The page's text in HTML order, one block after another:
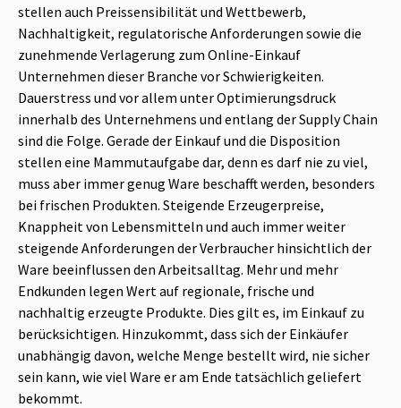
stellen auch Preissensibilität und Wettbewerb,
Nachhaltigkeit, regulatorische Anforderungen sowie die
zunehmende Verlagerung zum Online-Einkauf
Unternehmen dieser Branche vor Schwierigkeiten.
Dauerstress und vor allem unter Optimierungsdruck
innerhalb des Unternehmens und entlang der Supply Chain
sind die Folge. Gerade der Einkauf und die Disposition
stellen eine Mammutaufgabe dar, denn es darf nie zu viel,
muss aber immer genug Ware beschafft werden, besonders
bei frischen Produkten. Steigende Erzeugerpreise,
Knappheit von Lebensmitteln und auch immer weiter
steigende Anforderungen der Verbraucher hinsichtlich der
Ware beeinflussen den Arbeitsalltag. Mehr und mehr
Endkunden legen Wert auf regionale, frische und
nachhaltig erzeugte Produkte. Dies gilt es, im Einkauf zu
berücksichtigen. Hinzukommt, dass sich der Einkäufer
unabhängig davon, welche Menge bestellt wird, nie sicher
sein kann, wie viel Ware er am Ende tatsächlich geliefert
bekommt.